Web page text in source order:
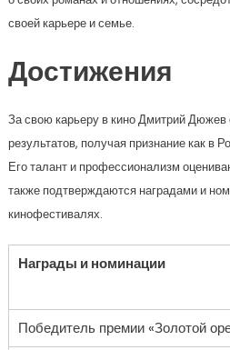
своей карьере и семье.
Достижения
За свою карьеру в кино Дмитрий Дюжев
результатов, получая признание как в
Его талант и профессионализм
также подтверждаются наградами и
кинофестивалях.
Награды и номинации
Победитель премии «Золотой